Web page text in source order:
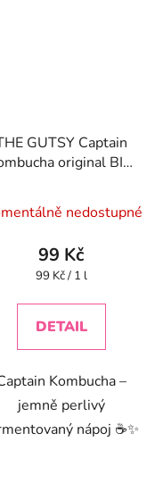
GUTSY Captain
original BIO
nedostupné
99 Kč
Měrná
99 Kč / 1 l
DETAIL
Kombucha –
jemně perlivý
nápoj ☕✨